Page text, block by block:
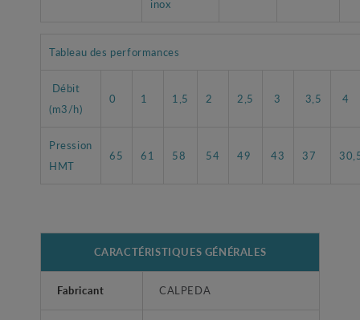
inox
Tableau des performances
Débit
(m3/h)
0 1 1,5 2 2,5 3 3,5 4
Pression
HMT
65 61 58 54 49 43 37
CARACTÉRISTIQUES GÉNÉRALES
Fabricant CALPEDA